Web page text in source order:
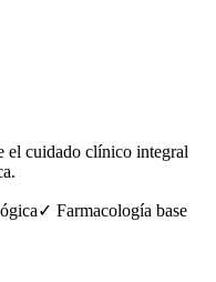
el cuidado clínico integral
✓ Farmacología base